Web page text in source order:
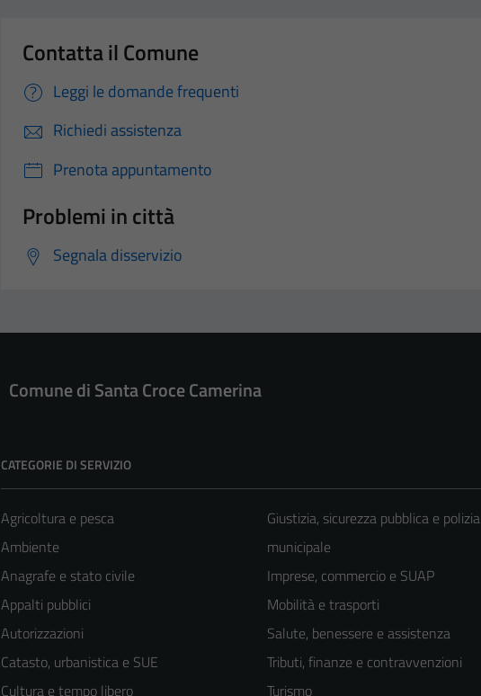
Contatta il Comune
Leggi le domande frequenti
Richiedi assistenza
Prenota appuntamento
Problemi in città
Segnala disservizio
Comune di Santa Croce Camerina
CATEGORIE DI SERVIZIO
Agricoltura e pesca
Ambiente
Anagrafe e stato civile
Appalti pubblici
Autorizzazioni
Catasto, urbanistica e SUE
Cultura e tempo libero
Giustizia, sicurezza pubblica e polizia
municipale
Imprese, commercio e SUAP
Mobilità e trasporti
Salute, benessere e assistenza
Tributi, finanze e contravvenzioni
Turismo